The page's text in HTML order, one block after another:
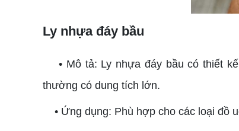
Ly nhựa đáy bầu
• Mô tả: Ly nhựa đáy bầu có thiết kế
thường có dung tích lớn.
• Ứng dụng: Phù hợp cho các loại đồ